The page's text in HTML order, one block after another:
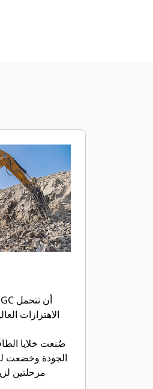
الاهتزازات
صُنعت خلايا
الجودة وخضعت
مرحلتين